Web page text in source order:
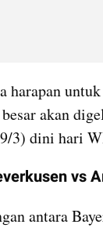
harapan
akan
3) dini hari
vs
antara